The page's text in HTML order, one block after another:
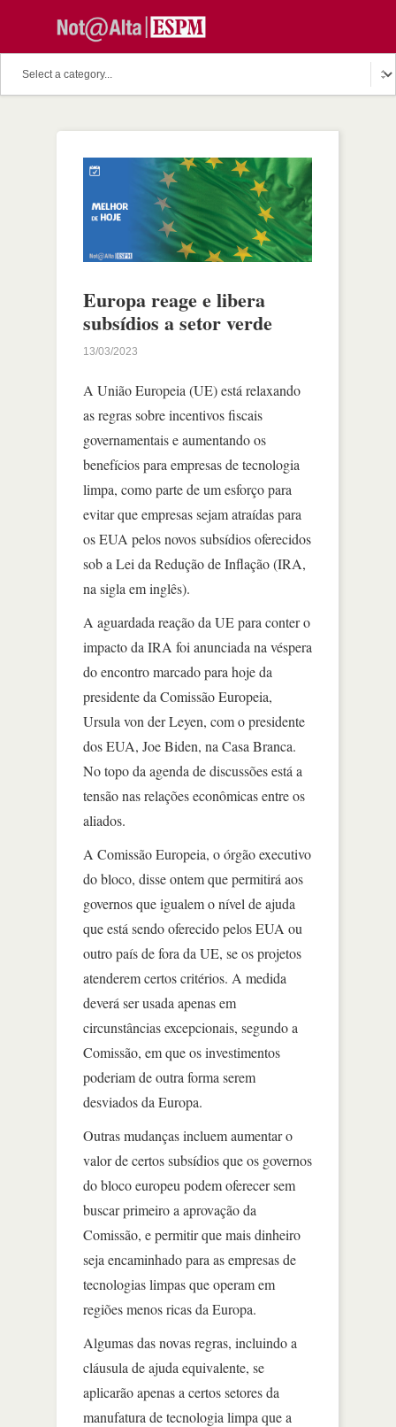
Europa reage e libera
subsídios a setor verde
13/03/2023
A União Europeia (UE) está relaxando
as regras sobre incentivos fiscais
governamentais e aumentando os
benefícios para empresas de tecnologia
limpa, como parte de um esforço para
evitar que empresas sejam atraídas para
os EUA pelos novos subsídios oferecidos
sob a Lei da Redução de Inflação (IRA,
na sigla em inglês).
A aguardada reação da UE para conter o
impacto da IRA foi anunciada na véspera
do encontro marcado para hoje da
presidente da Comissão Europeia,
Ursula von der Leyen, com o presidente
dos EUA, Joe Biden, na Casa Branca.
No topo da agenda de discussões está a
tensão nas relações econômicas entre os
aliados.
A Comissão Europeia, o órgão executivo
do bloco, disse ontem que permitirá aos
governos que igualem o nível de ajuda
que está sendo oferecido pelos EUA ou
outro país de fora da UE, se os projetos
atenderem certos critérios. A medida
deverá ser usada apenas em
circunstâncias excepcionais, segundo a
Comissão, em que os investimentos
poderiam de outra forma serem
desviados da Europa.
Outras mudanças incluem aumentar o
valor de certos subsídios que os governos
do bloco europeu podem oferecer sem
buscar primeiro a aprovação da
Comissão, e permitir que mais dinheiro
seja encaminhado para as empresas de
tecnologias limpas que operam em
regiões menos ricas da Europa.
Algumas das novas regras, incluindo a
cláusula de ajuda equivalente, se
aplicarão apenas a certos setores da
manufatura de tecnologia limpa que a